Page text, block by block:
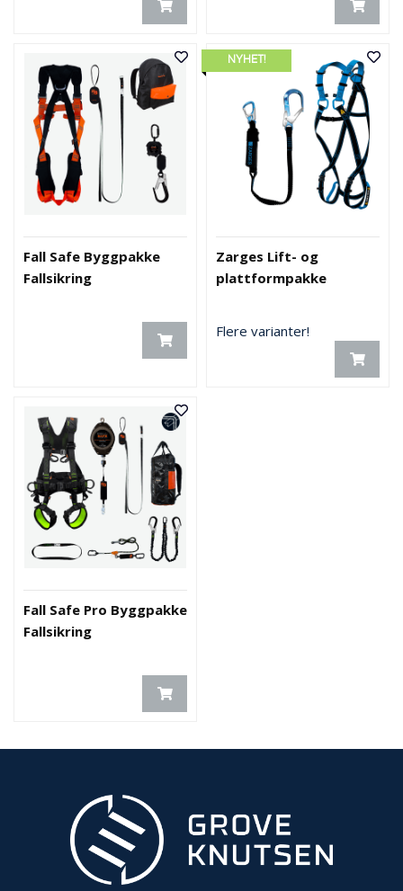
Fall Safe Byggpakke
Fallsikring
NYHET!
Zarges Lift- og
plattformpakke
Flere varianter!
Fall Safe Pro Byggpakke
Fallsikring